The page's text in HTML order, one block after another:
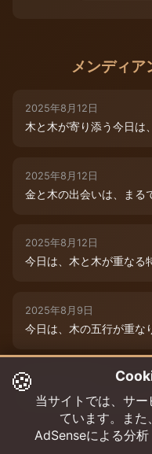
メンディア
2025年8月12日
木と木が寄り添う今日は
2025年8月12日
金と木の出会いは、まる
2025年8月12日
今日は、木と木が重なる
2025年8月9日
今日は、木の五行が重な
2025年8月12日
本日は、金と木の微妙
🍪
当サイトでは、サ
ています。ま
AdSenseによる分